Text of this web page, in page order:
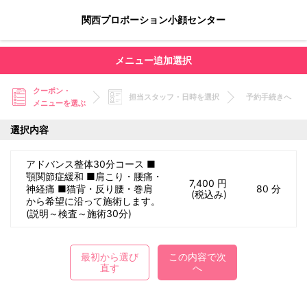
関西プロポーション小顔センター
メニュー追加選択
クーポン・
メニューを選ぶ
担当スタッフ・日時を選択 予約手続きへ
選択内容
アドバンス整体30分コース ■
顎関節症緩和 ■肩こり・腰痛・
神経痛 ■猫背・反り腰・巻肩
から希望に沿って施術します。
(説明～検査～施術30分)
7,400 円
(税込み)
80 分
最初から選び
直す
この内容で次
へ